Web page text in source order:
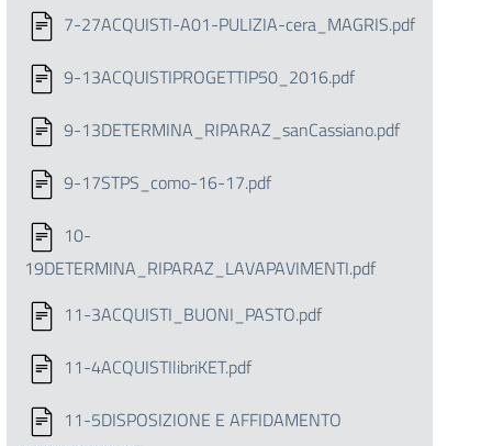
7-27ACQUISTI-A01-PULIZIA-cera_MAGRIS.pdf
9-13ACQUISTIPROGETTIP50_2016.pdf
9-13DETERMINA_RIPARAZ_sanCassiano.pdf
9-17STPS_como-16-17.pdf
10-
19DETERMINA_RIPARAZ_LAVAPAVIMENTI.pdf
11-3ACQUISTI_BUONI_PASTO.pdf
11-4ACQUISTIlibriKET.pdf
11-5DISPOSIZIONE E AFFIDAMENTO